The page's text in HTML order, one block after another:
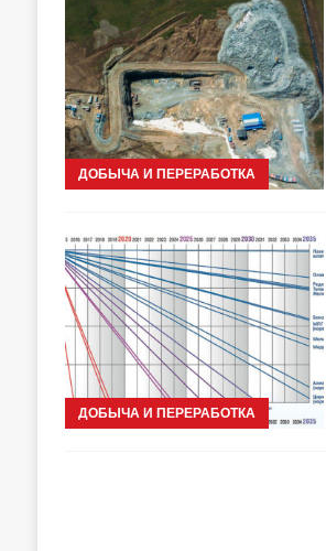
ДОБЫЧА И ПЕРЕРАБОТКА
ДОБЫЧА И ПЕРЕРАБОТКА